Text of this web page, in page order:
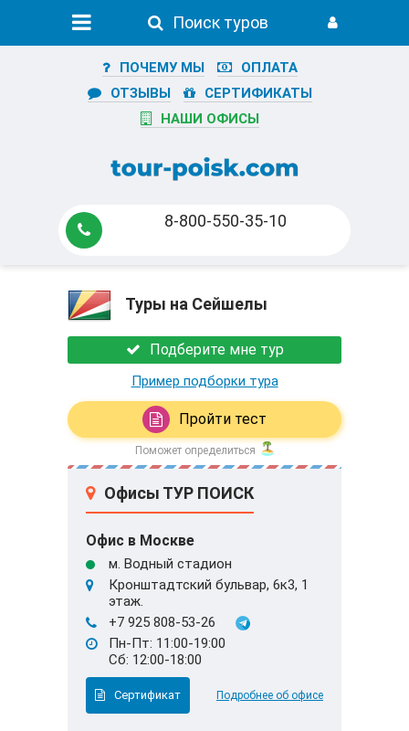
Поиск туров
ПОЧЕМУ МЫ
ОПЛАТА
ОТЗЫВЫ
СЕРТИФИКАТЫ
НАШИ ОФИСЫ
8-800-550-35-10
Туры на Сейшелы
Подберите мне тур
Пример подборки тура
Пройти тест
Поможет определиться
Офисы ТУР ПОИСК
Офис в Москве
м. Водный стадион
Кронштадтский бульвар, 6к3, 1
этаж.
+7 925 808-53-26
Пн-Пт: 11:00-19:00
Сб: 12:00-18:00
Сертификат Подробнее об офисе